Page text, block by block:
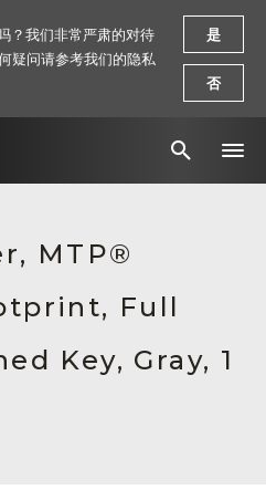
MTP®
Full
Key, Gray, 1
？我们非常严肃的对待
疑问请参考我们的隐私
是
否